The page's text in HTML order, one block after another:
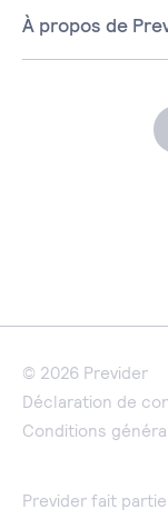
Cloud
Business
Professional
À propos de
À propos de
© 2026 Previder
Déclaration de
Conditions
Previder fait